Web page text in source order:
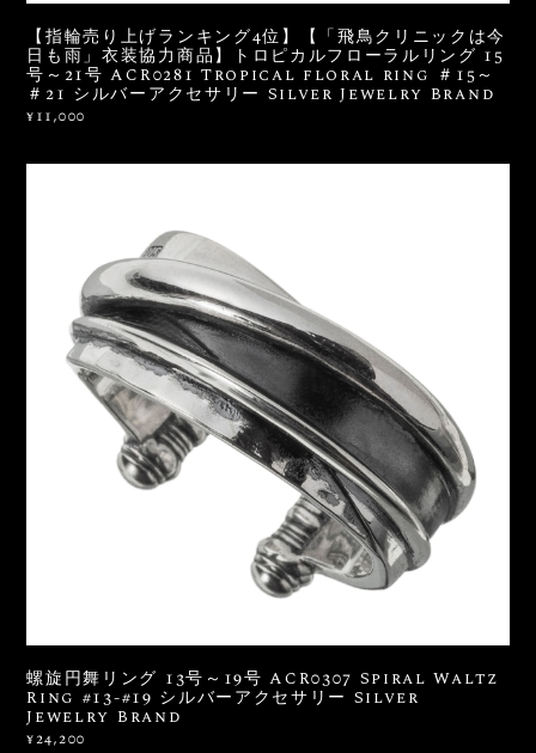
【指輪売り上げランキング4位】【「飛鳥クリニックは今
日も雨」衣装協力商品】トロピカルフローラルリング 15
号～21号 ACR0281 Tropical floral ring ＃15～
＃21 シルバーアクセサリー Silver Jewelry Brand
¥11,000
螺旋円舞リング 13号～19号 ACR0307 Spiral Waltz
Ring #13-#19 シルバーアクセサリー Silver
Jewelry Brand
¥24,200